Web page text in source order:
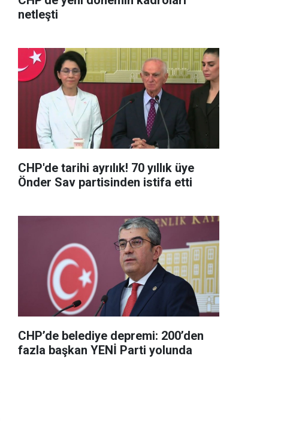
netleşti
CHP'de tarihi ayrılık! 70 yıllık üye
Önder Sav partisinden istifa etti
CHP’de belediye depremi: 200’den
fazla başkan YENİ Parti yolunda